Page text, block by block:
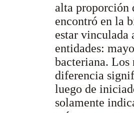
alta proporción
encontró en la
estar vinculada
entidades:
bacteriana. Los
diferencia
luego de
solamente